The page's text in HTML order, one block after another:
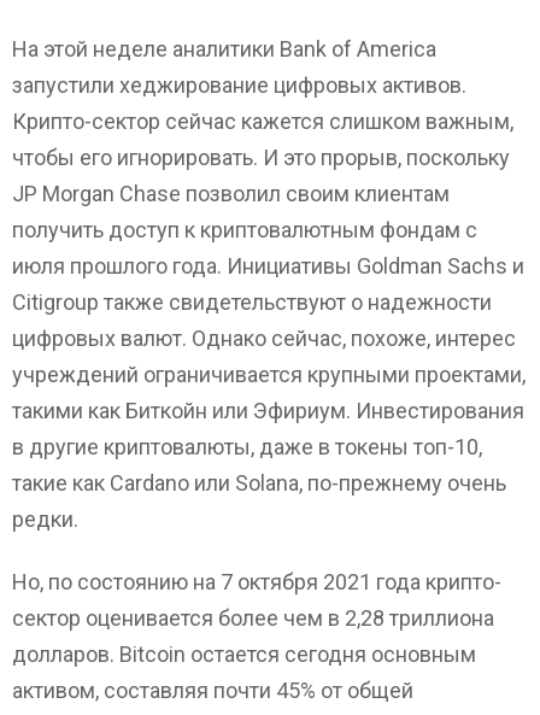
На этой неделе аналитики Bank of America
запустили хеджирование цифровых активов.
Крипто-сектор сейчас кажется слишком важным,
чтобы его игнорировать. И это прорыв, поскольку
JP Morgan Chase позволил своим клиентам
получить доступ к криптовалютным фондам с
июля прошлого года. Инициативы Goldman Sachs и
Citigroup также свидетельствуют о надежности
цифровых валют. Однако сейчас, похоже, интерес
учреждений ограничивается крупными проектами,
такими как Биткойн или Эфириум. Инвестирования
в другие криптовалюты, даже в токены топ-10,
такие как Cardano или Solana, по-прежнему очень
редки.
Но, по состоянию на 7 октября 2021 года крипто-
сектор оценивается более чем в 2,28 триллиона
долларов. Bitcoin остается сегодня основным
активом, составляя почти 45% от общей